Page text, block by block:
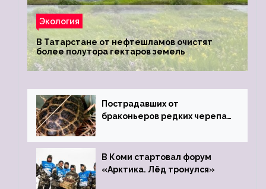
Экология
В Татарстане от нефтешламов очистят
более полутора гектаров земель
Пострадавших от
браконьеров редких черепах
зоопарк
В Коми стартовал форум
«Арктика. Лёд тронулся»